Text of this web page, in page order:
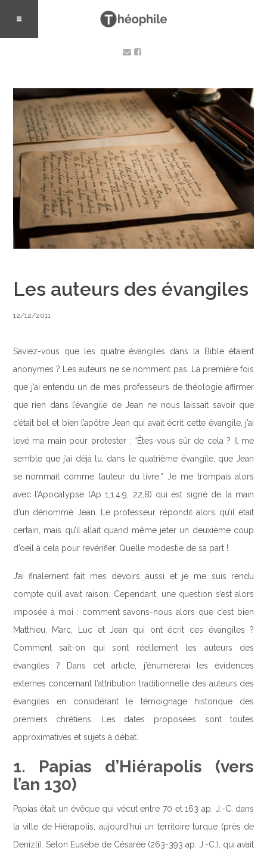
Les auteurs des évangiles
12/12/2011
Saviez-vous que les quatre évangiles dans la Bible étaient
anonymes ? Les auteurs ne se nomment pas. La première fois
que j’ai entendu un de mes professeurs de théologie affirmer
que rien dans l’évangile de Jean ne nous laissait savoir que
c’était bel et bien l’apôtre Jean qui avait écrit cette évangile, j’ai
levé ma main pour protester : “Êtes-vous sûr de cela ? Il me
semble que j’ai déjà lu, dans le quatrième évangile, que Jean
se nommait comme l’auteur du livre.” Je me trompais alors
avec l’Apocalypse (Ap 1,1.4.9, 22,8) qui est signé de la main
d’un dénommé Jean. Le professeur répondit alors qu’il était
certain, mais qu’il allait quand même jeter un deuxième coup
d’oeil à cela pour revérifier. Quelle modestie de sa part !
J’ai finalement fait mes devoirs aussi et je me suis rendu
compte qu’il avait raison. Cependant, une question s’est alors
imposée à moi : comment savons-nous alors que c’est bien
Matthieu, Marc, Luc et Jean qui ont écrit ces évangiles ?
Comment sait-on qui sont réellement les auteurs des
évangiles ? Dans cet article, j’énumérerai les évidences
externes concernant l’attribution traditionnelle des auteurs des
évangiles en considérant le témoignage historique des
premiers chrétiens. Les dates proposées sont toutes
approximatives et sujets à débat.
1. Papias d’Hiérapolis (vers
l’an 130)
Papias était un évêque qui vécut entre 70 et 163 ap. J.-C. dans
la ville de Hiérapolis, aujourd’hui un territoire turque (près de
Denizli). Selon Eusèbe de Césarée (263-393 ap. J.-C.), qui avait